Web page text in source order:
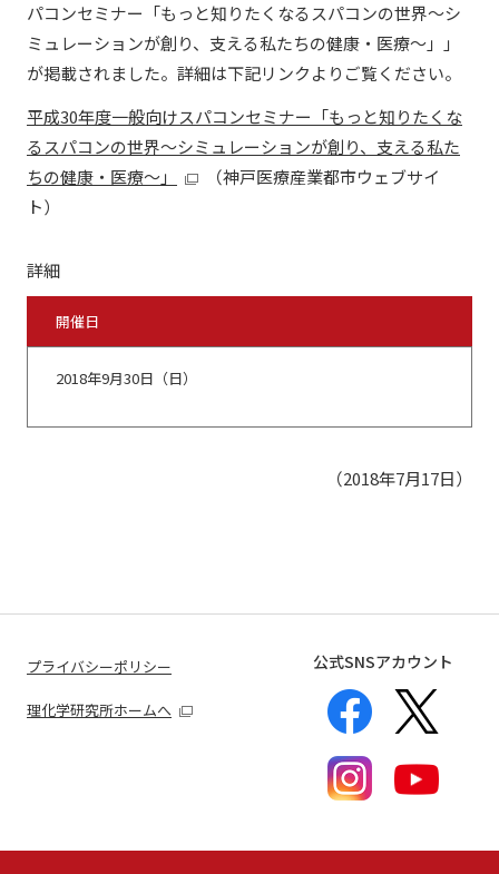
パコンセミナー「もっと知りたくなるスパコンの世界～シ
ミュレーションが創り、支える私たちの健康・医療～」」
が掲載されました。詳細は下記リンクよりご覧ください。
平成30年度一般向けスパコンセミナー「もっと知りたくな
るスパコンの世界～シミュレーションが創り、支える私た
ちの健康・医療～」
（神戸医療産業都市ウェブサイ
ト）
詳細
開催日
2018年9月30日（日）
（2018年7月17日）
プライバシーポリシー
理化学研究所ホームへ
公式SNSアカウント